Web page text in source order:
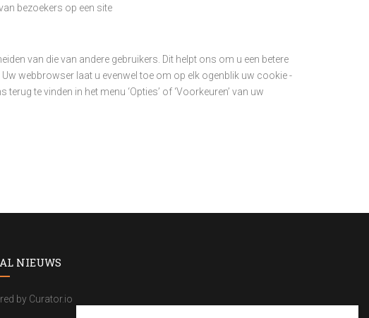
bezoekers op een site
van die van andere gebruikers. Dit helpt ons om u een betere
Uw webbrowser laat u evenwel toe om op elk ogenblik uw cookie -
te vinden in het menu ‘Opties’ of ‘Voorkeuren’ van uw
NIEUWS
by Curator.io